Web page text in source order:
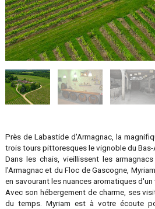
Près de Labastide d'Armagnac, la
trois tours pittoresques le vignoble du Bas-
Dans les chais, vieillissent les
l'Armagnac et du Floc de Gascogne,
en savourant les nuances aromatiques
Avec son hébergement de charme, ses
du temps. Myriam est à votre écoute